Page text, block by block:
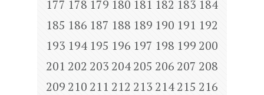
177 178 179 180 181 182 183 184
185 186 187 188 189 190 191 192
193 194 195 196 197 198 199 200
201 202 203 204205 206 207 208
209 210 211 212 213 214215 216